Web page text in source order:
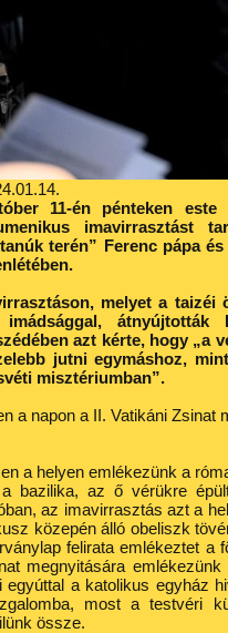
11-én pénteken
imavirrasztást
terén” Ferenc pápa
melyet a taizéi
átnyújtották
azt kérte, hogy „a
jutni egymáshoz,
misztériumban”.
a napon a II. Vatikáni Zsinat
a helyen emlékezünk a
bazilika, az ő vérükre
az imavirrasztás azt a
közepén álló obeliszk
felirata emlékeztet a
megnyitására
egyúttal a katolikus egyház
most a testvéri
össze.